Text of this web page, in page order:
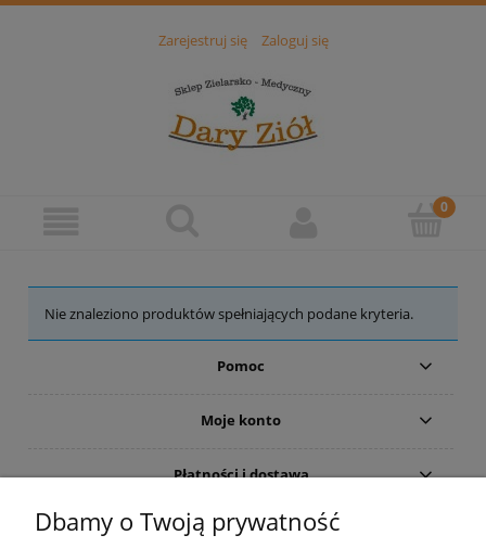
Zarejestruj się Zaloguj się
Nie znaleziono produktów spełniających podane kryteria.
Pomoc
Moje konto
Płatności i dostawa
Informacje
Dbamy o Twoją prywatność